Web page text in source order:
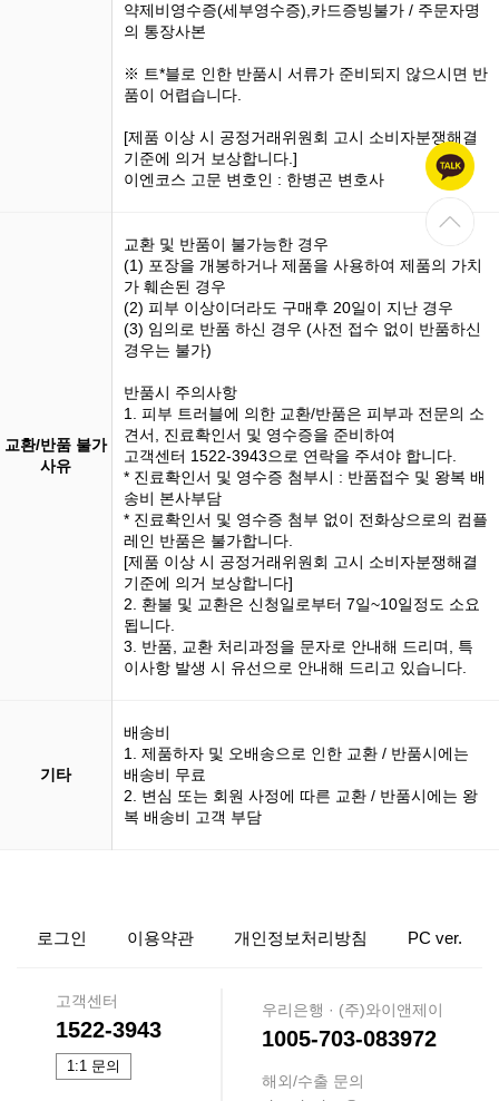
약제비영수증(세부영수증),카드증빙불가 / 주문자명
의 통장사본
※ 트*블로 인한 반품시 서류가 준비되지 않으시면 반
품이 어렵습니다.
[제품 이상 시 공정거래위원회 고시 소비자분쟁해결
기준에 의거 보상합니다.]
이엔코스 고문 변호인 : 한병곤 변호사
교환/반품 불가
사유
교환 및 반품이 불가능한 경우
(1) 포장을 개봉하거나 제품을 사용하여 제품의 가치
가 훼손된 경우
(2) 피부 이상이더라도 구매후 20일이 지난 경우
(3) 임의로 반품 하신 경우 (사전 접수 없이 반품하신
경우는 불가)
반품시 주의사항
1. 피부 트러블에 의한 교환/반품은 피부과 전문의 소
견서, 진료확인서 및 영수증을 준비하여
고객센터 1522-3943으로 연락을 주셔야 합니다.
* 진료확인서 및 영수증 첨부시 : 반품접수 및 왕복 배
송비 본사부담
* 진료확인서 및 영수증 첨부 없이 전화상으로의 컴플
레인 반품은 불가합니다.
[제품 이상 시 공정거래위원회 고시 소비자분쟁해결
기준에 의거 보상합니다]
2. 환불 및 교환은 신청일로부터 7일~10일정도 소요
됩니다.
3. 반품, 교환 처리과정을 문자로 안내해 드리며, 특
이사항 발생 시 유선으로 안내해 드리고 있습니다.
기타
배송비
1. 제품하자 및 오배송으로 인한 교환 / 반품시에는
배송비 무료
2. 변심 또는 회원 사정에 따른 교환 / 반품시에는 왕
복 배송비 고객 부담
로그인 이용약관 개인정보처리방침 PC ver.
고객센터
1522-3943
1:1 문의
우리은행 · (주)와이앤제이
1005-703-083972
해외/수출 문의